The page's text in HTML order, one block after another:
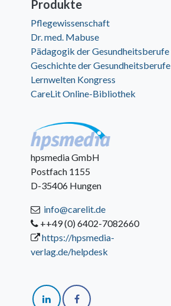
Produkte
Pflegewissenschaft
Dr. med. Mabuse
Pädagogik der Gesundheitsberufe
Geschichte der Gesundheitsberufe
Lernwelten Kongress
CareLit Online-Bibliothek
hpsmedia GmbH
Postfach 1155
D-35406 Hungen
info@carelit.de
++49 (0) 6402-7082660
https://hpsmedia-
verlag.de/helpdesk